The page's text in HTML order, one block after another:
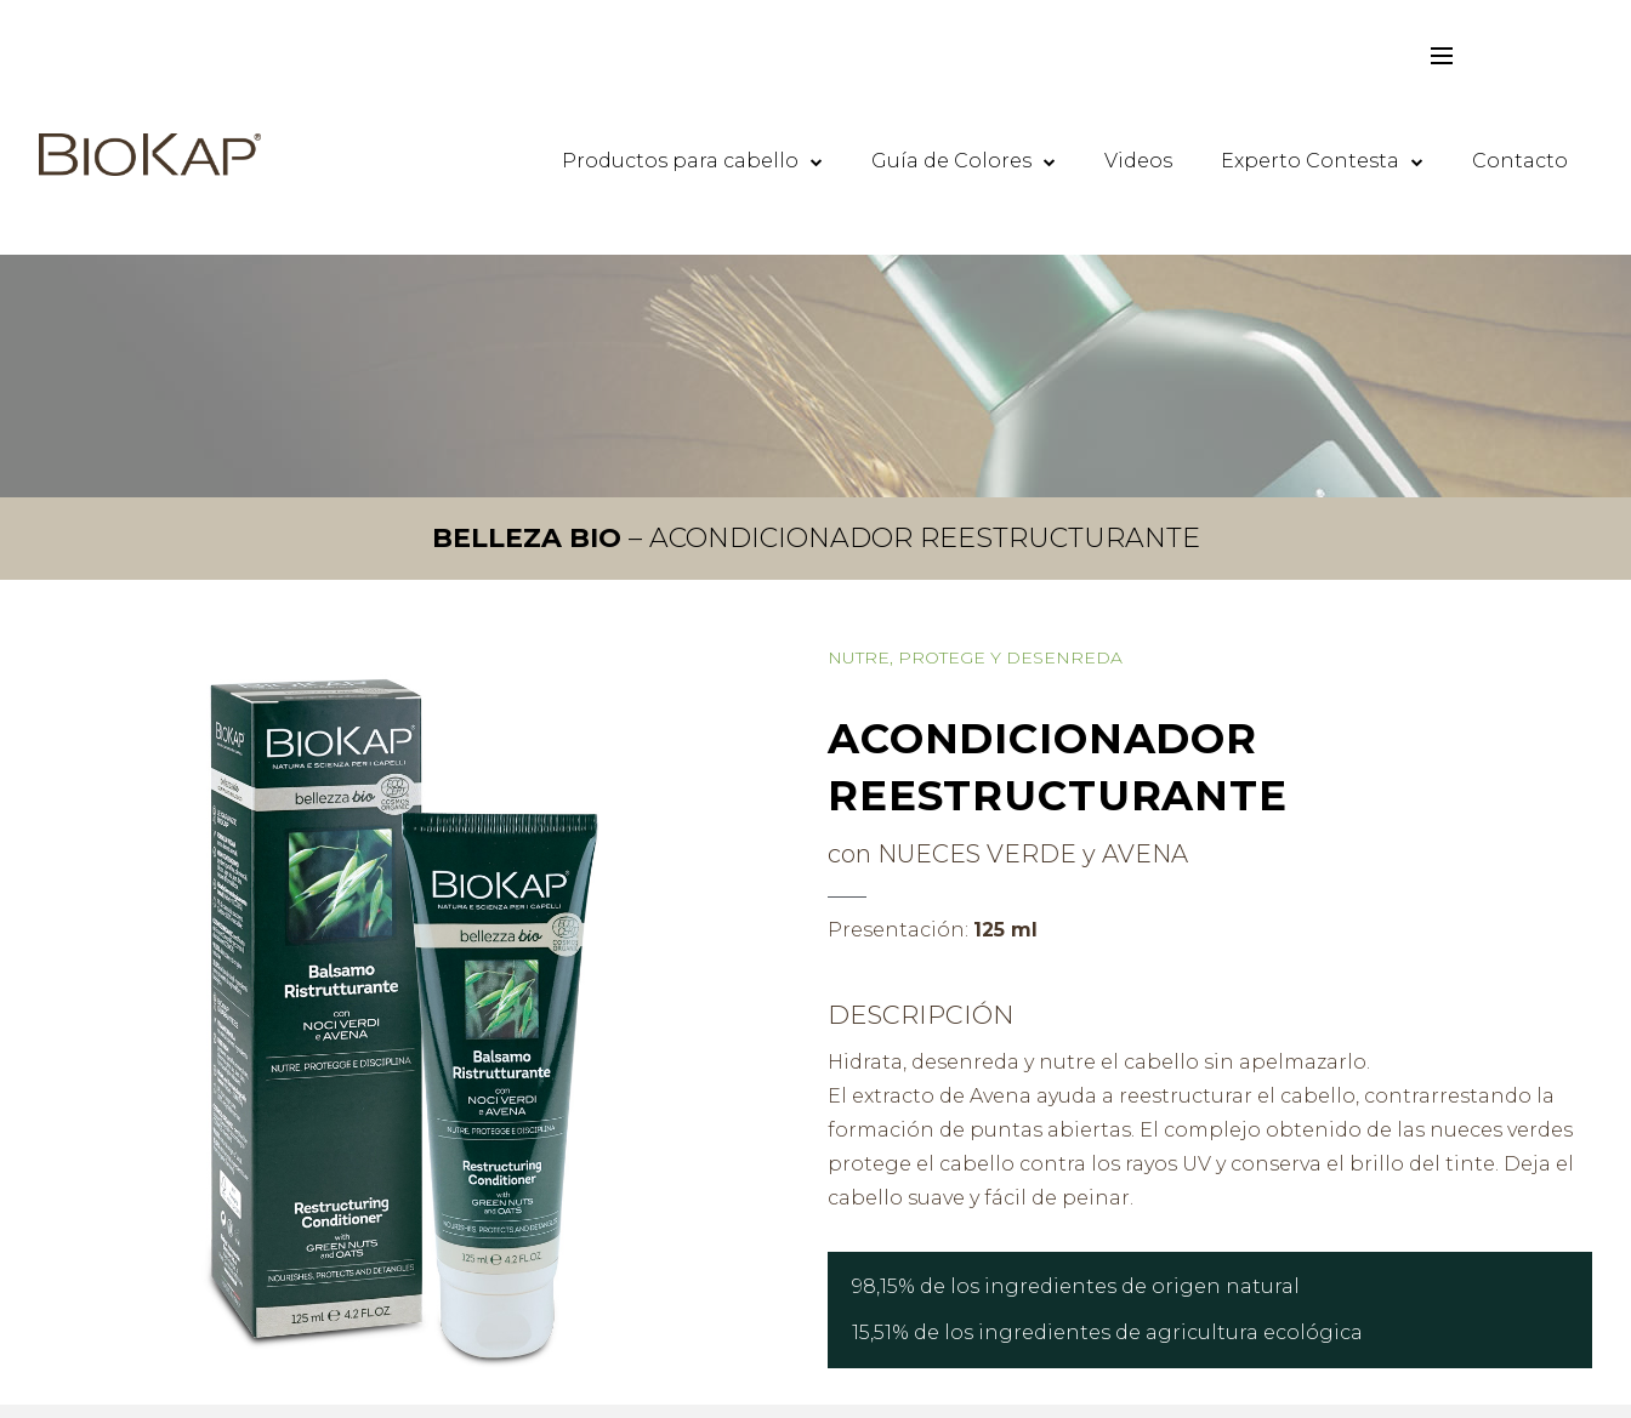
Productos para cabello Guía de Colores Videos Experto Contesta Contacto
BELLEZA BIO – ACONDICIONADOR REESTRUCTURANTE
NUTRE, PROTEGE Y DESENREDA
ACONDICIONADOR
REESTRUCTURANTE
con NUECES VERDE y AVENA
Presentación: 125 ml
DESCRIPCIÓN
Hidrata, desenreda y nutre el cabello sin apelmazarlo.
El extracto de Avena ayuda a reestructurar el cabello, contrarrestando la
formación de puntas abiertas. El complejo obtenido de las nueces verdes
protege el cabello contra los rayos UV y conserva el brillo del tinte. Deja el
cabello suave y fácil de peinar.
98,15% de los ingredientes de origen natural
15,51% de los ingredientes de agricultura ecológica